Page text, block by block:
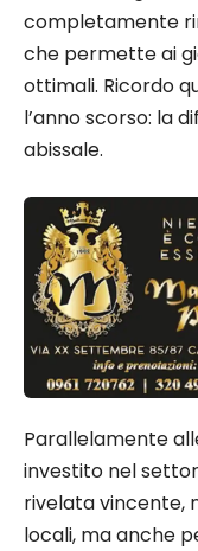
completamente
che permette ai
ottimali. Ricordo
l’anno scorso: la
abissale.
Parallelamente
investito nel
rivelata vincente,
locali, ma anche